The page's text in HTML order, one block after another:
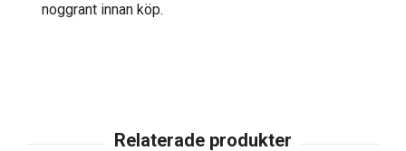
noggrant innan köp.